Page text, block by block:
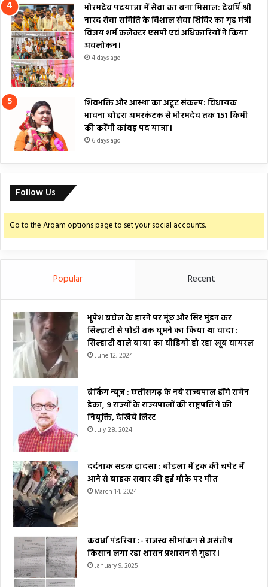
भोरमदेव पदयात्रा में सेवा का बना मिसाल: देवर्षि श्री
नारद सेवा समिति के विशाल सेवा शिविर का गृह मंत्री
विजय शर्म कलेक्टर एसपी एवं अधिकारियों ने किया
अवलोकन।
4 days ago
शिवभक्ति और आस्था का अटूट संकल्प: विधायक
भावना बोहरा अमरकंटक से भोरमदेव तक 151 किमी
की करेंगी कांवड़ पद यात्रा।
6 days ago
Follow Us
Go to the Arqam options page to set your social accounts.
Popular Recent
भूपेश बघेल के हारने पर मूंछ और सिर मुंडन कर
सिल्हाटी से पोड़ी तक घूमने का किया था वादा :
सिल्हाटी वाले बाबा का वीडियो हो रहा खूब वायरल
June 12, 2024
ब्रेकिंग न्यूज : छत्तीसगढ़ के नये राज्यपाल होंगे रामेन
डेका, 9 राज्यों के राज्यपालों की राष्ट्रपति ने की
नियुक्ति, देखिये लिस्ट
July 28, 2024
दर्दनाक सड़क हादसा : बोड़ला में ट्रक की चपेट में
आने से बाइक सवार की हुई मौके पर मौत
March 14, 2024
कवर्धा पंडरिया :- राजस्व सीमांकन से असंतोष
किसान लगा रहा शासन प्रशासन से गुहार।
January 9, 2025